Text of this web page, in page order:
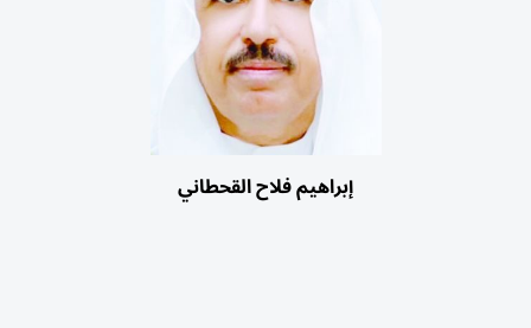
إبراهيم فلاح القحطاني